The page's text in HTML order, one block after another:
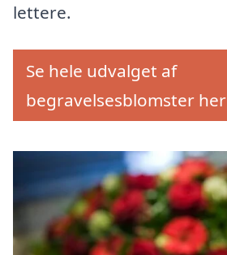
lettere.
Se hele udvalget af
begravelsesblomster her